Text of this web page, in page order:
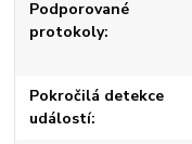
Podporované
protokoly
Pokročilá detekce
událostí